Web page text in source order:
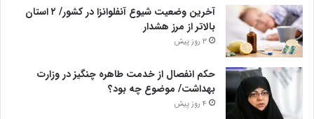
آخرین وضعیت شیوع آنفلوانزا در کشور/ ۲ استان
بالاتر از مرز هشدار
3 روز پیش
حکم انفصال از خدمت طاهره چنگیز در وزارت
بهداشت/ موضوع چه بود؟
4 روز پیش